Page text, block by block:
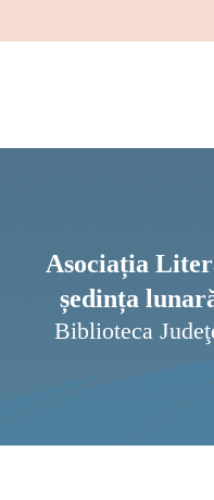
Asociația
ședința
Biblioteca